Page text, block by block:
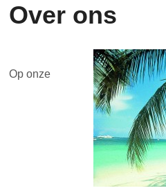
Over ons
Op onze